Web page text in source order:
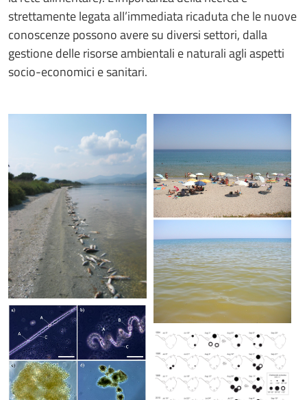
strettamente legata all’immediata ricaduta che le nuove
conoscenze possono avere su diversi settori, dalla
gestione delle risorse ambientali e naturali agli aspetti
socio-economici e sanitari.